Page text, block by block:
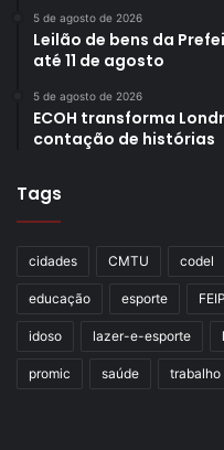
5 de agosto de 2026
Leilão de bens da
até 11 de agosto
5 de agosto de 2026
ECOH transforma
contação de histórias
Tags
cidades CMTU codel
educação esporte
idoso lazer-e-esporte
promic saúde trabalho